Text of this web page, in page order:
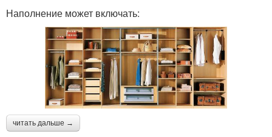
Наполнение может включать:
читать дальше →